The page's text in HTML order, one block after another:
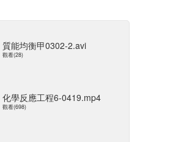
質能均衡甲0302-2.avi
觀看(28)
化學反應工程6-0419.mp4
觀看(698)